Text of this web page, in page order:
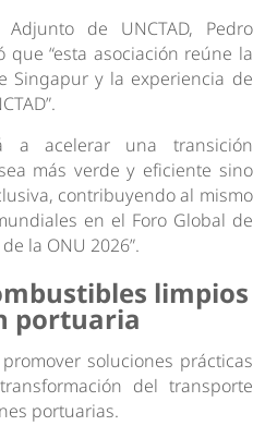
de UNCTAD, Pedro
que “esta asociación reúne la
Singapur y la experiencia de
a acelerar una transición
más verde y eficiente sino
contribuyendo al mismo
en el Foro Global de
la ONU 2026”.
limpios
portuaria
soluciones prácticas
del transporte
portuarias.